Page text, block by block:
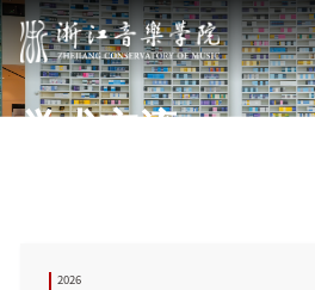
学术交流
2026